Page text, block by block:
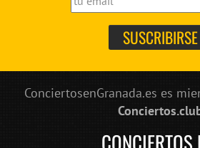
ConciertosenGranada.es es
CONCIERTOS